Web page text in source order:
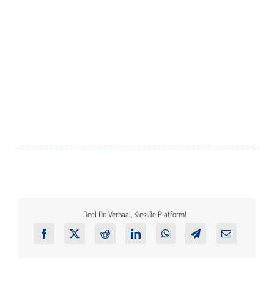
Deel Dit Verhaal, Kies Je Platform!